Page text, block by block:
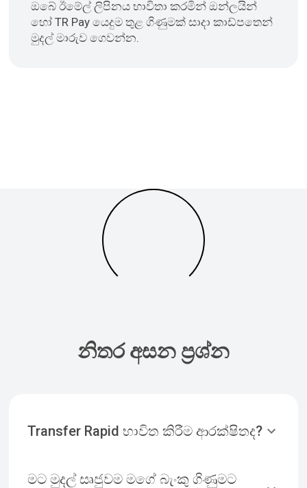
ඔබේ ඊමේල් ලිපිනය භාවිතා කරමින් ඔන්ලයින්
හෝ TR Pay යෙදුම තුළ ගිණුමක් සාදා කාඩ්පතෙන්
මුදල් මාරුව ගෙවන්න.
නිතර අසන ප්‍රශ්න
Transfer Rapid භාවිත කිරීම ආරක්ෂිතද?
මට මුදල් සෘජුවම මගේ බැංකු ගිණුමට